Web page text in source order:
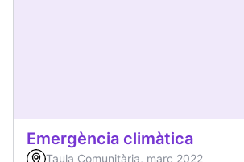
Emergència climàtica
Taula Comunitària, març 2022